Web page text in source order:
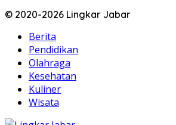
© 2020-2026 Lingkar Jabar
Berita
Pendidikan
Olahraga
Kesehatan
Kuliner
Wisata